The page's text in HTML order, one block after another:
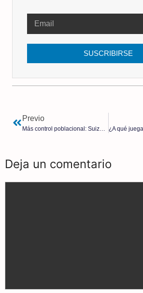
SUSCRIBIRSE
Previo
Deja un comentario